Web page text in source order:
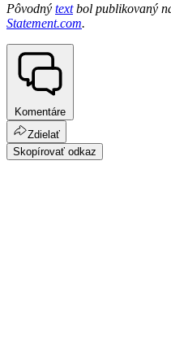
Pôvodný textbol publikovaný
Statement.com.
Komentáre
Zdielať
Skopírovať odkaz